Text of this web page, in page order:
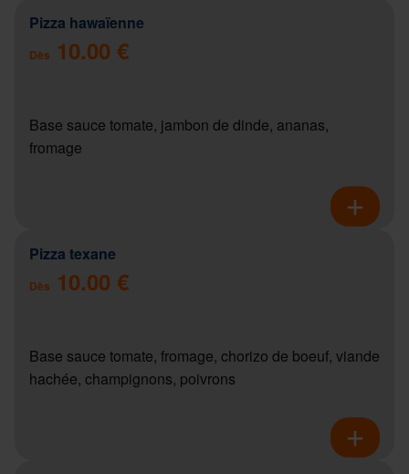
Pizza hawaïenne
Dès 10.00 €
Base sauce tomate, jambon de dinde, ananas,
fromage
Pizza texane
Dès 10.00 €
Base sauce tomate, fromage, chorizo de boeuf, viande
hachée, champignons, poivrons